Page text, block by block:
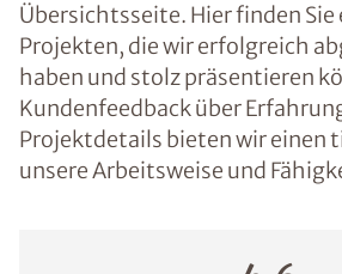
Übersichtsseite. Hier finden Sie
Projekten, die wir erfolgreich
haben und stolz präsentieren
Kundenfeedback über
Projektdetails bieten wir einen
unsere Arbeitsweise und